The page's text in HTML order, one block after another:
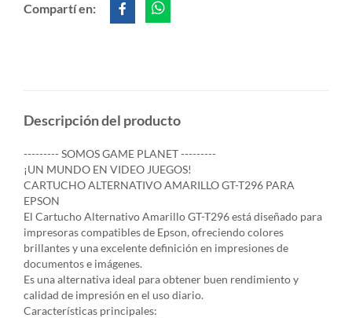
Compartí en:
Descripción del producto
--------- SOMOS GAME PLANET ---------
¡UN MUNDO EN VIDEO JUEGOS!
CARTUCHO ALTERNATIVO AMARILLO GT-T296 PARA
EPSON
El Cartucho Alternativo Amarillo GT-T296 está diseñado para
impresoras compatibles de Epson, ofreciendo colores
brillantes y una excelente definición en impresiones de
documentos e imágenes.
Es una alternativa ideal para obtener buen rendimiento y
calidad de impresión en el uso diario.
Características principales: